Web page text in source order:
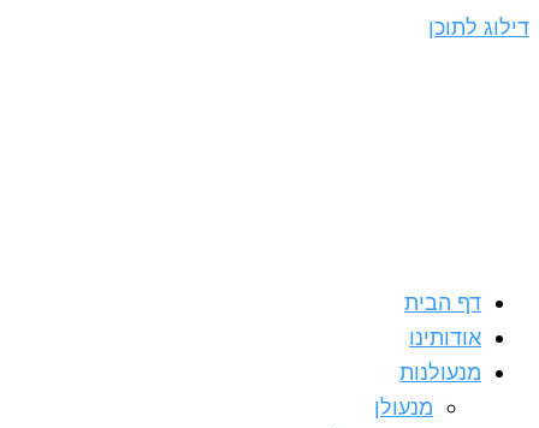
דילוג לתוכן
דף הבית
אודותינו
מנעולנות
מנעולן